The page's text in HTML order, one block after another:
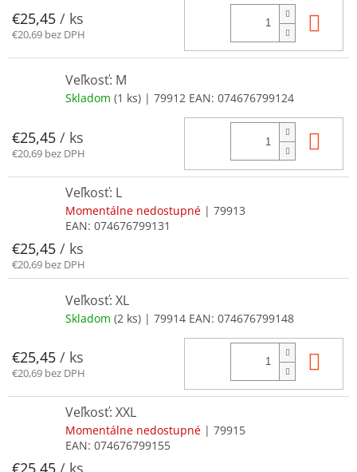
€25,45 / ks
€20,69 bez DPH
Veľkosť: M
Skladom (1 ks) | 79912 EAN: 074676799124
€25,45 / ks
€20,69 bez DPH
Veľkosť: L
Momentálne nedostupné | 79913
EAN: 074676799131
€25,45 / ks
€20,69 bez DPH
Veľkosť: XL
Skladom (2 ks) | 79914 EAN: 074676799148
€25,45 / ks
€20,69 bez DPH
Veľkosť: XXL
Momentálne nedostupné | 79915
EAN: 074676799155